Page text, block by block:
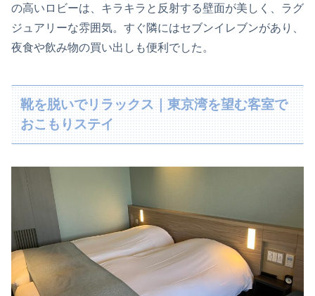
の高いロビーは、キラキラと反射する壁面が美しく、ラグ
ジュアリーな雰囲気。すぐ隣にはセブンイレブンがあり、
夜食や飲み物の買い出しも便利でした。
靴を脱いでリラックス｜東京湾を望む客室で
おこもりステイ